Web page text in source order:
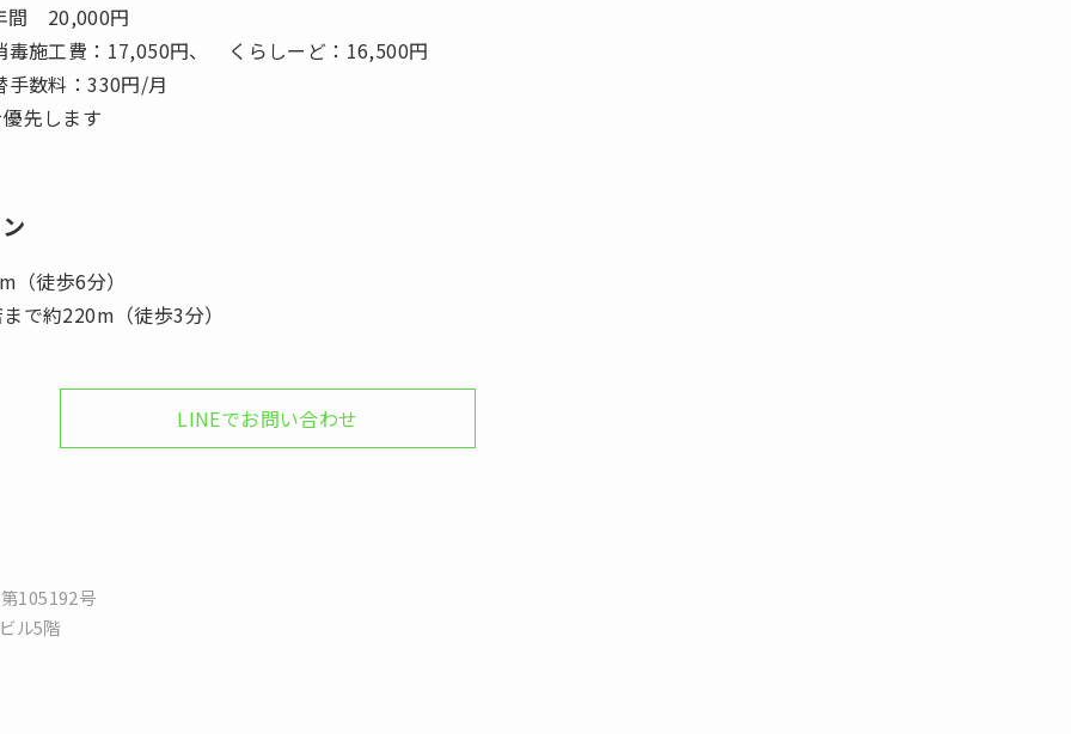
間 20,000円
毒施工費：17,050円、 くらしーど：16,500円
手数料：330円/月
先します
徒歩6分）
で約220m（徒歩3分）
LINEでお問い合わせ
105192号
ル5階